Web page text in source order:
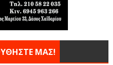
ΜΑΣ!